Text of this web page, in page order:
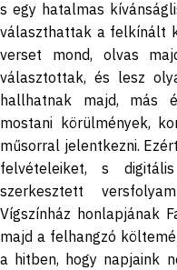
s egy hatalmas
választhattak a felkínált
verset mond, olvas
választottak, és lesz
hallhatnak majd, más
mostani körülmények,
műsorral jelentkezni.
felvételeiket, s
szerkesztett
Vígszínház honlapjának
majd a felhangzó
a hitben, hogy napjaink